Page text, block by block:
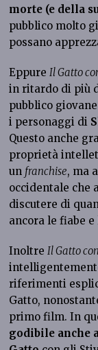
morte (e della
pubblico molto
possano
Eppure Il Gatto
in ritardo di più
pubblico
i personaggi di
Questo anche
proprietà
un franchise, ma
occidentale che
discutere di
ancora le fiabe
Inoltre Il Gatto
riferimenti
Gatto,
primo film. In
godibile anche